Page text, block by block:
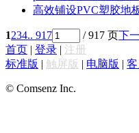
高效铺设PVC塑胶地
1234.. 917 / 917 页下
首页 | 登录 | 注册
标准版 | 触屏版 | 电脑版 |
© Comsenz Inc.